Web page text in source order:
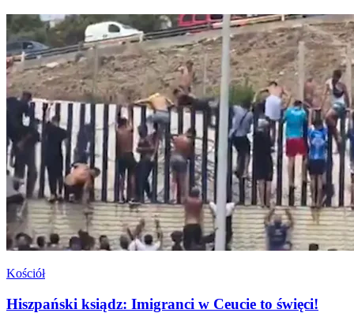
Kościół
Hiszpański ksiądz: Imigranci w Ceucie to święci!